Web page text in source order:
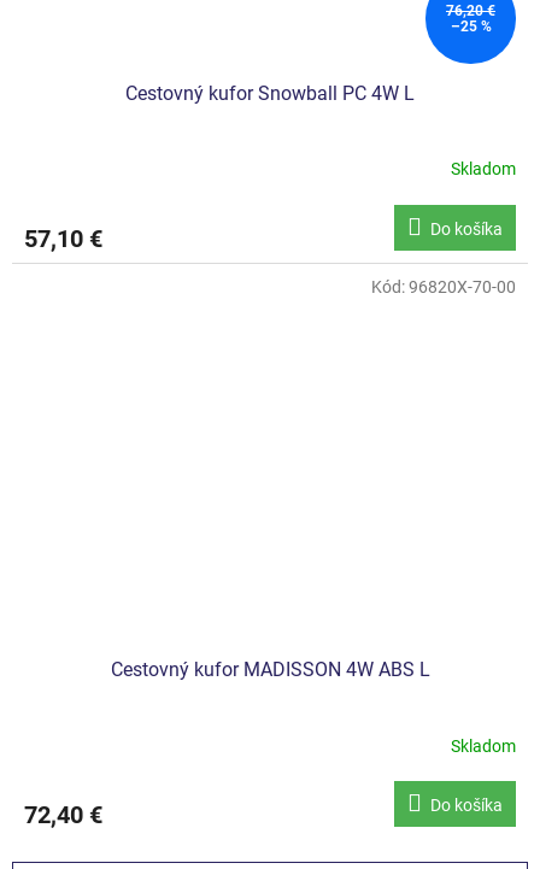
76,20 €
–25 %
Cestovný kufor Snowball PC 4W L
Skladom
57,10 € Do košíka
Cestovný kufor MADISSON 4W ABS L
Skladom
72,40 € Do košíka
Kód:96820X-70-00